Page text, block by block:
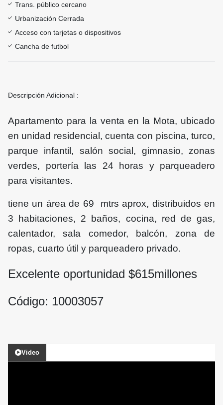
Trans. público cercano
Urbanización Cerrada
Acceso con tarjetas o dispositivos
Cancha de futbol
Descripción Adicional :
Apartamento para la venta en la Mota, ubicado
en unidad residencial, cuenta con piscina, turco,
parque infantil, salón social, gimnasio, zonas
verdes, portería las 24 horas y parqueadero
para visitantes.
tiene un área de 69 mtrs aprox, distribuidos en
3 habitaciones, 2 baños, cocina, red de gas,
calentador, sala comedor, balcón, zona de
ropas, cuarto útil y parqueadero privado.
Excelente oportunidad $615millones
Código: 10003057
Video